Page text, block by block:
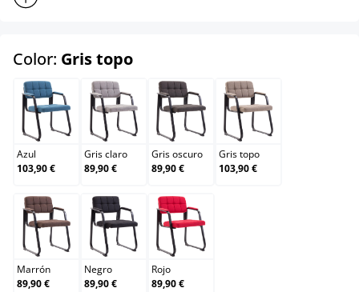
Color: Gris toposelect
Azul
Azul
103,90 €
Gris claro
Gris claro
89,90 €
Gris oscuro
Gris oscuro
89,90 €
Gris topo
Gris topo
103,90 €
Marrón
Marrón
89,90 €
Negro
Negro
89,90 €
Rojo
Rojo
89,90 €